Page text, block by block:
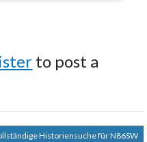
to post a
Historiensuche für N86SW